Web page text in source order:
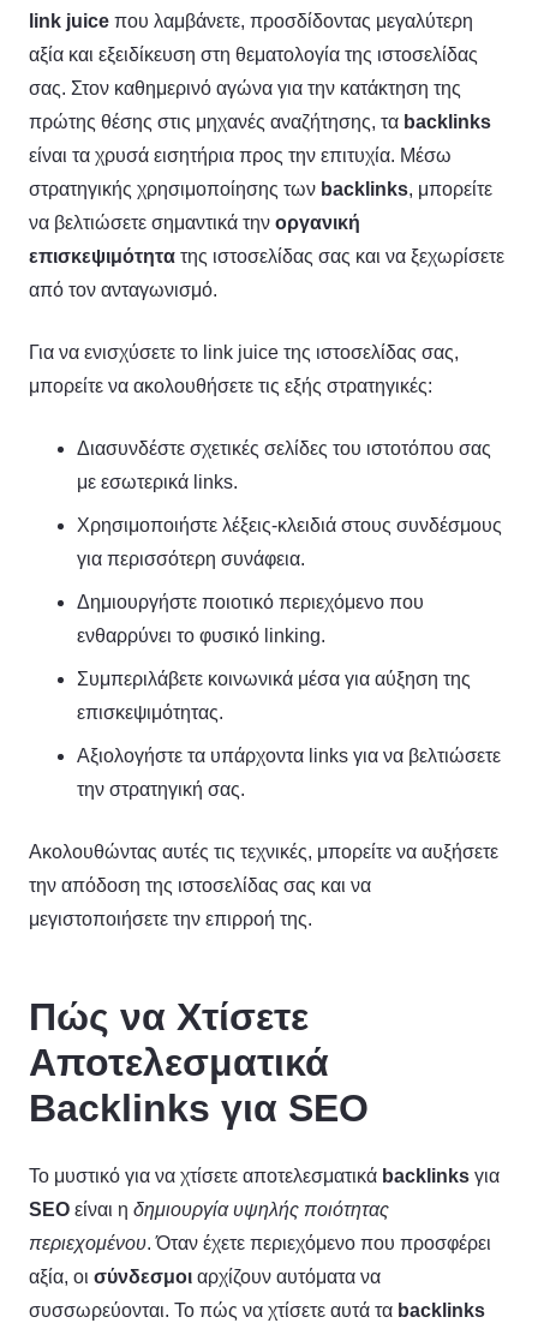
link juice που λαμβάνετε, προσδίδοντας μεγαλύτερη
αξία και εξειδίκευση στη θεματολογία της ιστοσελίδας
σας. Στον καθημερινό αγώνα για την κατάκτηση της
πρώτης θέσης στις μηχανές αναζήτησης, τα backlinks
είναι τα χρυσά εισητήρια προς την επιτυχία. Μέσω
στρατηγικής χρησιμοποίησης των backlinks, μπορείτε
να βελτιώσετε σημαντικά την οργανική
επισκεψιμότητα της ιστοσελίδας σας και να ξεχωρίσετε
από τον ανταγωνισμό.
Για να ενισχύσετε το link juice της ιστοσελίδας σας,
μπορείτε να ακολουθήσετε τις εξής στρατηγικές:
Διασυνδέστε σχετικές σελίδες του ιστοτόπου σας
με εσωτερικά links.
Χρησιμοποιήστε λέξεις-κλειδιά στους συνδέσμους
για περισσότερη συνάφεια.
Δημιουργήστε ποιοτικό περιεχόμενο που
ενθαρρύνει το φυσικό linking.
Συμπεριλάβετε κοινωνικά μέσα για αύξηση της
επισκεψιμότητας.
Αξιολογήστε τα υπάρχοντα links για να βελτιώσετε
την στρατηγική σας.
Ακολουθώντας αυτές τις τεχνικές, μπορείτε να αυξήσετε
την απόδοση της ιστοσελίδας σας και να
μεγιστοποιήσετε την επιρροή της.
Πώς να Χτίσετε
Αποτελεσματικά
Backlinks για SEO
Το μυστικό για να χτίσετε αποτελεσματικά backlinks για
SEO είναι η δημιουργία υψηλής ποιότητας
περιεχομένου. Όταν έχετε περιεχόμενο που προσφέρει
αξία, οι σύνδεσμοι αρχίζουν αυτόματα να
συσσωρεύονται. Το πώς να χτίσετε αυτά τα backlinks